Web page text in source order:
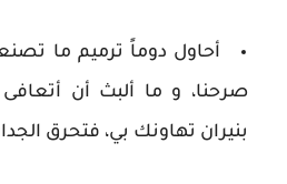
أحاول دوماً ترميم ما
صرحنا، و ما ألبث أن
بنيران تهاونك بي، فتحرق